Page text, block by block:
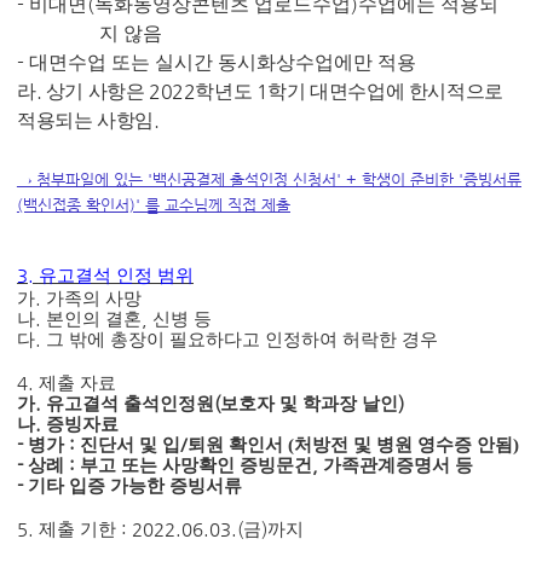
비대면 녹화동영상콘텐츠 업로드수업 수업에는 적용되
지 않음
- 대면수업 또는 실시간 동시화상수업에만 적용
라. 상기 사항은 2022학년도 1 학기 대면수업에 한시적으로
적용되는 사항임 .
→ 첨부파일에 있는 '백신공결제 출석인정 신청서' + 학생이 준비한 '증빙서류
(백신접종 확인서)' 를 교수님께 직접 제출
3. 유고결석 인정 범위
가. 가족의 사망
나. 본인의 결혼
신병 등
다. 그 밖에 총장이 필요하다고 인정하여 허락한 경우
4. 제출 자료
가. 유고결석 출석인정원 (보호자 및 학과장 날인 )
나. 증빙자료
- 병가 : 진단서 및 입/퇴원 확인서 (처방전 및 병원 영수증 안됨)
-상례 : 부고 또는 사망확인 증빙문건
가족관계증명서 등
- 기타 입증 가능한 증빙서류
5. 제출 기한 : 2022.06.03.(금)까지